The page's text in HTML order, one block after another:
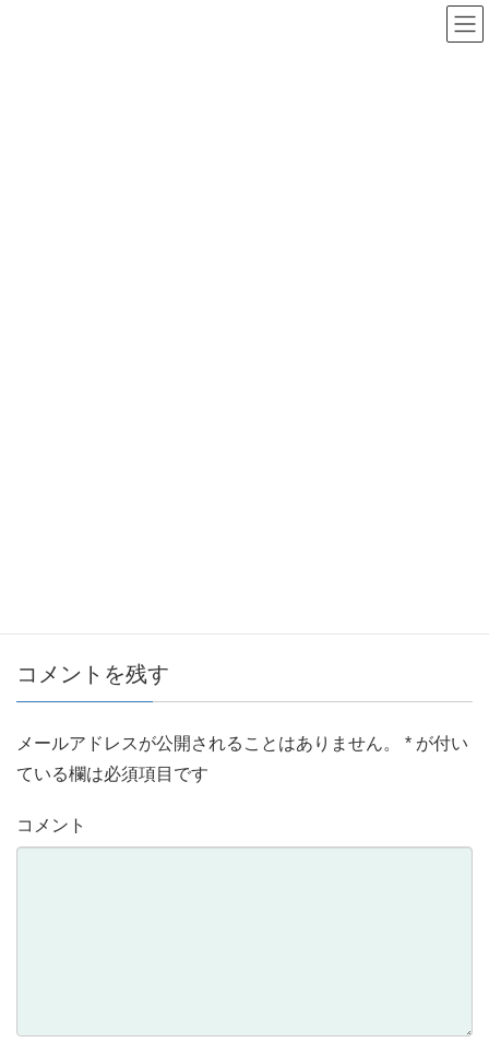
コメントを残す
メールアドレスが公開されることはありません。 * が付い
ている欄は必須項目です
コメント